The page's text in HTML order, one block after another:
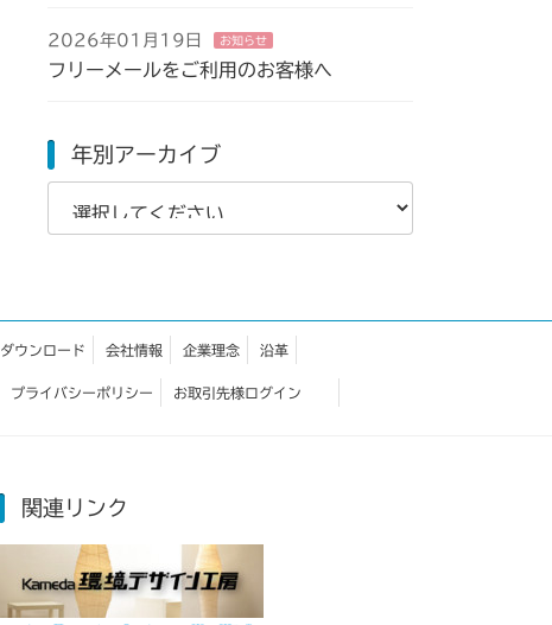
2026年01月19日 お知らせ
フリーメールをご利用のお客様へ
年別アーカイブ
ダウンロード 会社情報 企業理念 沿革
プライバシーポリシー お取引先様ログイン
関連リンク